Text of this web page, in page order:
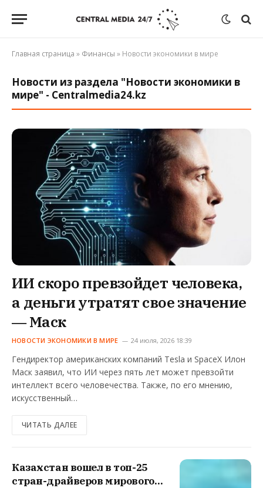
Главная страница » Финансы » Новости экономики в мире
Новости из раздела "Новости экономики в
мире" - Centralmedia24.kz
ИИ скоро превзойдет человека,
а деньги утратят свое значение
― Маск
НОВОСТИ ЭКОНОМИКИ В МИРЕ 24 июля, 2026 18:39
Гендиректор американских компаний Tesla и SpaceX Илон
Маск заявил, что ИИ через пять лет может превзойти
интеллект всего человечества. Также, по его мнению,
искусственный…
ЧИТАТЬ ДАЛЕЕ
Казахстан вошел в топ-25
стран-драйверов мирового